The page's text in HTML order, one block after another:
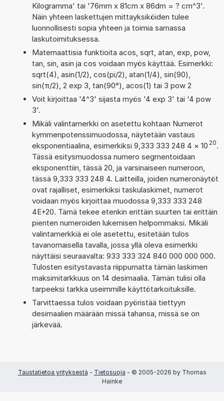
Kilogramma' tai '76mm x 81cm x 86dm = ? cm^3'.
Näin yhteen laskettujen mittayksiköiden tulee
luonnollisesti sopia yhteen ja toimia samassa
laskutoimituksessa.
Matemaattisia funktioita acos, sqrt, atan, exp, pow,
tan, sin, asin ja cos voidaan myös käyttää. Esimerkki:
sqrt(4), asin(1/2), cos(pi/2), atan(1/4), sin(90),
sin(π/2), 2 exp 3, tan(90°), acos(1) tai 3 pow 2
Voit kirjoittaa '4^3' sijasta myös '4 exp 3' tai '4 pow
3'.
Mikäli valintamerkki on asetettu kohtaan Numerot
kymmenpotenssimuodossa, näytetään vastaus
eksponentiaalina, esimerkiksi 9,333 333 248 4 × 10 20.
Tässä esitysmuodossa numero segmentoidaan
eksponenttiin, tässä 20, ja varsinaiseen numeroon,
tässä 9,333 333 248 4. Laitteilla, joiden numeronäytöt
ovat rajalliset, esimerkiksi taskulaskimet, numerot
voidaan myös kirjoittaa muodossa 9,333 333 248
4E+20. Tämä tekee etenkin erittäin suurten tai erittäin
pienten numeroiden lukemisen helpommaksi. Mikäli
valintamerkkiä ei ole asetettu, esitetään tulos
tavanomaisella tavalla, jossa yllä oleva esimerkki
näyttäisi seuraavalta: 933 333 324 840 000 000 000.
Tulosten esitystavasta riippumatta tämän laskimen
maksimitarkkuus on 14 desimaalia. Tämän tulisi olla
tarpeeksi tarkka useimmille käyttötarkoituksille.
Tarvittaessa tulos voidaan pyöristää tiettyyn
desimaalien määrään missä tahansa, missä se on
järkevää.
Taustatietoa yrityksestä - Tietosuoja - © 2005-2026 by Thomas
Hainke